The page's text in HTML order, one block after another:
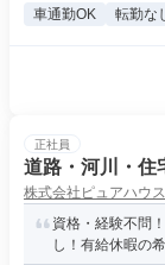
車通勤OK 転勤な
正社員
道路・河川・住
株式会社ピュアハウス
資格・経験不問
し！有給休暇の